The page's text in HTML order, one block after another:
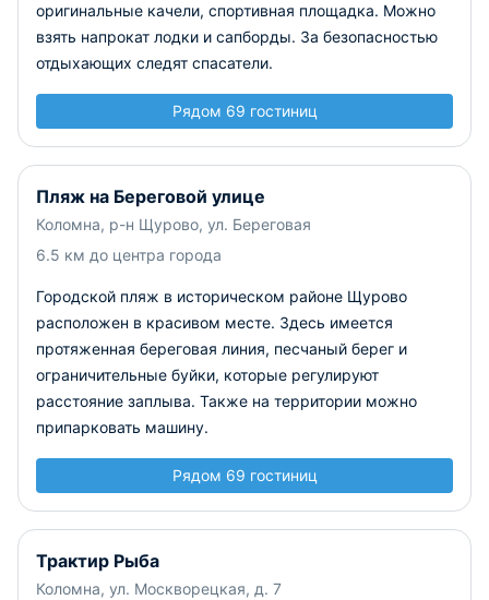
оригинальные качели, спортивная площадка. Можно
взять напрокат лодки и сапборды. За безопасностью
отдыхающих следят спасатели.
Рядом 69 гостиниц
Пляж на Береговой улице
Коломна, р-н Щурово, ул. Береговая
6.5 км до центра города
Городской пляж в историческом районе Щурово
расположен в красивом месте. Здесь имеется
протяженная береговая линия, песчаный берег и
ограничительные буйки, которые регулируют
расстояние заплыва. Также на территории можно
припарковать машину.
Рядом 69 гостиниц
Трактир Рыба
Коломна, ул. Москворецкая, д. 7